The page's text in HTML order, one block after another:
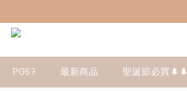
PGS7 最新商品 聖誕節必買🌲🌲